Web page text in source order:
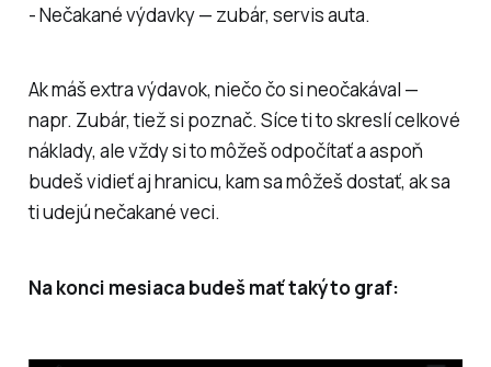
- Nečakané výdavky — zubár, servis auta.
Ak máš extra výdavok, niečo čo si neočakával —
napr. Zubár, tiež si poznač. Síce ti to skreslí celkové
náklady, ale vždy si to môžeš odpočítať a aspoň
budeš vidieť aj hranicu, kam sa môžeš dostať, ak sa
ti udejú nečakané veci.
Na konci mesiaca budeš mať takýto graf: